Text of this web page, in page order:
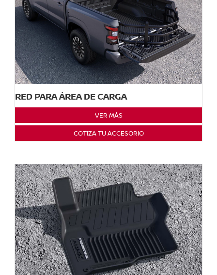
RED PARA ÁREA DE CARGA
VER MÁS
COTIZA TU ACCESORIO